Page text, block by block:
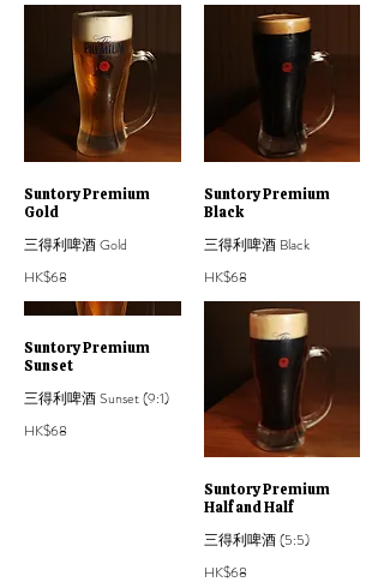
Suntory Premium
Gold
三得利啤酒 Gold
HK$68
Suntory Premium
Black
三得利啤酒 Black
HK$68
Suntory Premium
Sunset
三得利啤酒 Sunset (9:1)
HK$68
Suntory Premium
Half and Half
三得利啤酒 (5:5)
HK$68